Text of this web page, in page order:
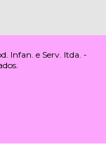
Infan. e Serv. ltda. -